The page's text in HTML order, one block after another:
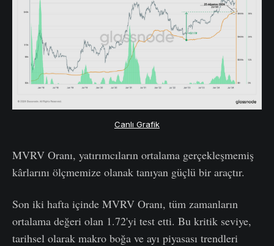
Canlı Grafik
MVRV Oranı, yatırımcıların ortalama gerçekleşmemiş
kârlarını ölçmemize olanak tanıyan güçlü bir araçtır.
Son iki hafta içinde MVRV Oranı, tüm zamanların
ortalama değeri olan 1.72'yi test etti. Bu kritik seviye,
tarihsel olarak makro boğa ve ayı piyasası trendleri